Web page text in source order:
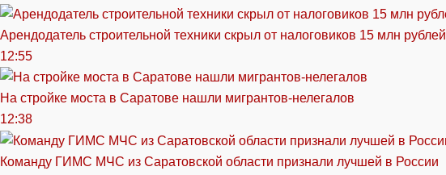
Арендодатель строительной техники скрыл от налоговиков 15 млн рублей
12:55
На стройке моста в Саратове нашли мигрантов-нелегалов
12:38
Команду ГИМС МЧС из Саратовской области признали лучшей в России